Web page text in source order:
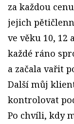
za každou
jejich
ve věku 10, 12
každé ráno
a začala vařit
Další můj
kontrolovat
Po chvíli, kdy